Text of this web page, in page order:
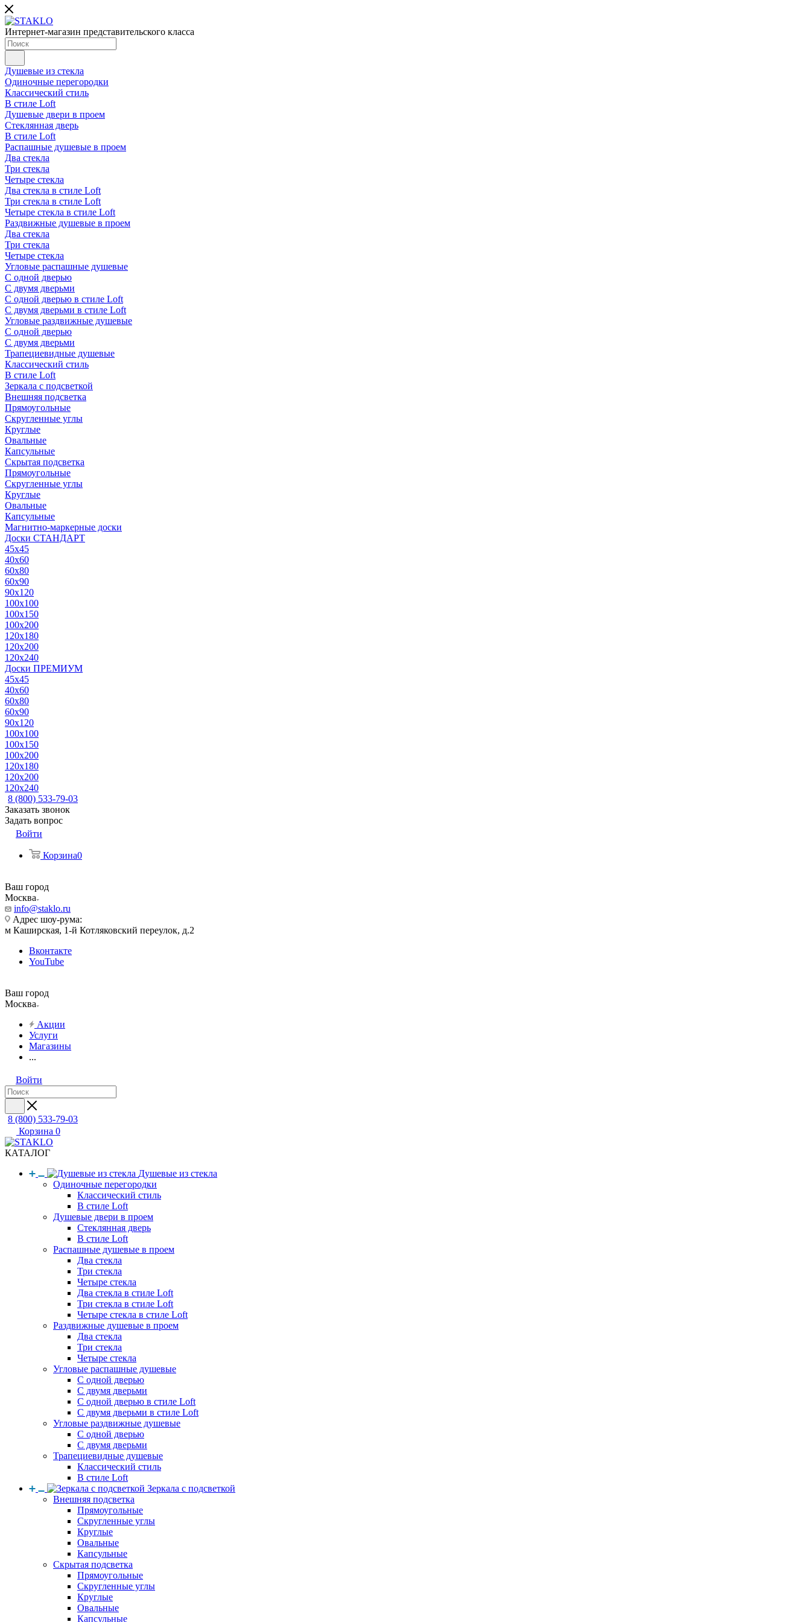
Интернет-магазин представительского класса
Душевые из стекла
Одиночные перегородки
Классический стиль
В стиле Loft
Душевые двери в проем
Стеклянная дверь
В стиле Loft
Распашные душевые в проем
Два стекла
Три стекла
Четыре стекла
Два стекла в стиле Loft
Три стекла в стиле Loft
Четыре стекла в стиле Loft
Раздвижные душевые в проем
Два стекла
Три стекла
Четыре стекла
Угловые распашные душевые
С одной дверью
С двумя дверьми
С одной дверью в стиле Loft
С двумя дверьми в стиле Loft
Угловые раздвижные душевые
С одной дверью
С двумя дверьми
Трапециевидные душевые
Классический стиль
В стиле Loft
Зеркала с подсветкой
Внешняя подсветка
Прямоугольные
Скругленные углы
Круглые
Овальные
Капсульные
Скрытая подсветка
Прямоугольные
Скругленные углы
Круглые
Овальные
Капсульные
Магнитно-маркерные доски
Доски СТАНДАРТ
45x45
40x60
60x80
60x90
90x120
100x100
100x150
100x200
120x180
120x200
120x240
Доски ПРЕМИУМ
45x45
40x60
60x80
60x90
90x120
100x100
100x150
100x200
120x180
120x200
120x240
8 (800) 533-79-03
Заказать звонок
Задать вопрос
Войти
Корзина0
Ваш город
Москва
info@staklo.ru
Адрес шоу-рума:
м Каширская, 1-й Котляковский переулок, д.2
Вконтакте
YouTube
Ваш город
Москва
Акции
Услуги
Магазины
...
Войти
8 (800) 533-79-03
Корзина 0
КАТАЛОГ
Душевые из стекла
Одиночные перегородки
Классический стиль
В стиле Loft
Душевые двери в проем
Стеклянная дверь
В стиле Loft
Распашные душевые в проем
Два стекла
Три стекла
Четыре стекла
Два стекла в стиле Loft
Три стекла в стиле Loft
Четыре стекла в стиле Loft
Раздвижные душевые в проем
Два стекла
Три стекла
Четыре стекла
Угловые распашные душевые
С одной дверью
С двумя дверьми
С одной дверью в стиле Loft
С двумя дверьми в стиле Loft
Угловые раздвижные душевые
С одной дверью
С двумя дверьми
Трапециевидные душевые
Классический стиль
В стиле Loft
Зеркала с подсветкой
Внешняя подсветка
Прямоугольные
Скругленные углы
Круглые
Овальные
Капсульные
Скрытая подсветка
Прямоугольные
Скругленные углы
Круглые
Овальные
Капсульные